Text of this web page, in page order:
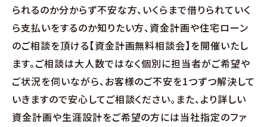
∟自由設計・高性能住宅『AUCA』
∟自由設計・高断熱仕様住宅『MODERATE』
∟規格型・高性能住宅『Waffle』
られるのか分からず不安な方、いくらまで借りられていく
ら支払いをするのか知りたい方、資金計画や住宅ローン
のご相談を頂ける【資金計画無料相談会】を開催いたし
ます。ご相談は大人数ではなく個別に担当者がご希望や
ご状況を伺いながら、お客様のご不安を1つずつ解決して
いきますので安心してご相談ください。また、より詳しい
資金計画や生涯設計をご希望の方には当社指定のファ